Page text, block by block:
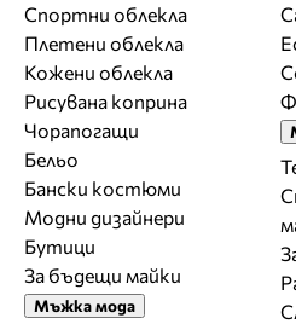
Спортни облекла
Плетени облекла
Кожени облекла
Рисувана коприна
Чорапогащи
Бельо
Бански костюми
Модни дизайнери
Бутици
За бъдещи майки
Мъжка мода